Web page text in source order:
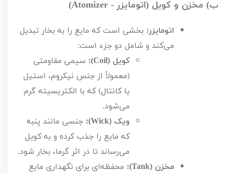
ب) مخزن و کویل (اتومایزر - Atomizer
)
اتومایزر: بخشی است که مایع را به بخار تبدیل
می‌کند و شامل دو جزء است:
کویل (Coil
): سیمی مقاومتی
(معمولاً از جنس نیکروم، استیل
یا کانتال) که با الکتریسیته گرم
می‌شود.
ویک (Wick
): جنسی مانند پنبه
که مایع را جذب کرده و به کویل
می‌رساند تا در اثر گرما، بخار شود.
مخزن (Tank
): محفظه‌ای برای نگهداری مایع